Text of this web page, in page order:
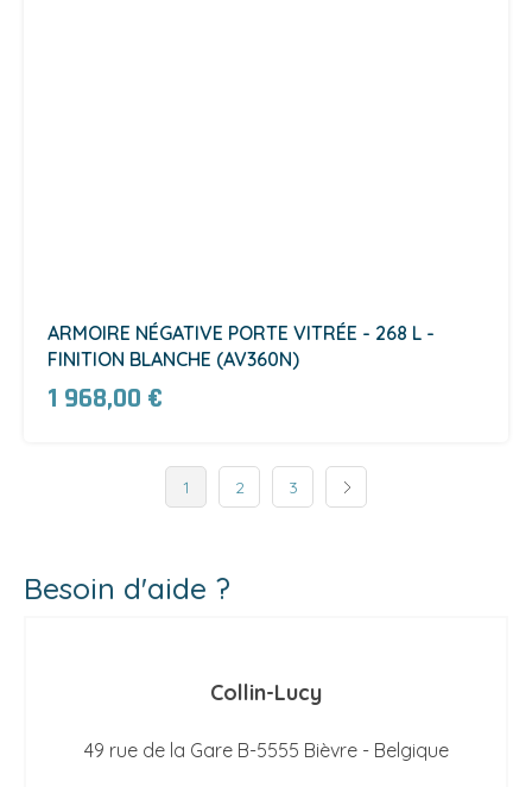
ARMOIRE NÉGATIVE PORTE VITRÉE - 268 L -
FINITION BLANCHE (AV360N)
1 968,00 €
1 2 3
Besoin d'aide ?
Collin-Lucy
49 rue de la Gare B-5555 Bièvre - Belgique